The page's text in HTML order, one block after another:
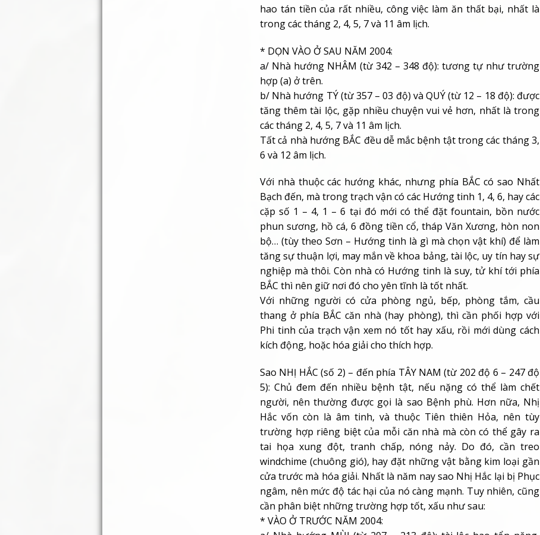
hao tán tiền của rất nhiều, công việc làm ăn thất bại, nhất là
trong các tháng 2, 4, 5, 7 và 11 âm lịch.
* DỌN VÀO Ở SAU NĂM 2004:
a/ Nhà hướng NHÂM (từ 342 – 348 độ): tương tự như trường
hợp (a) ở trên.
b/ Nhà hướng TÝ (từ 357 – 03 độ) và QUÝ (từ 12 – 18 độ): được
tăng thêm tài lộc, gặp nhiều chuyện vui vẻ hơn, nhất là trong
các tháng 2, 4, 5, 7 và 11 âm lịch.
Tất cả nhà hướng BẮC đều dễ mắc bệnh tật trong các tháng 3,
6 và 12 âm lịch.
Với nhà thuộc các hướng khác, nhưng phía BẮC có sao Nhất
Bạch đến, mà trong trạch vận có các Hướng tinh 1, 4, 6, hay các
cặp số 1 – 4, 1 – 6 tại đó mới có thể đặt fountain, bồn nước
phun sương, hồ cá, 6 đồng tiền cổ, tháp Văn Xương, hòn non
bộ… (tùy theo Sơn – Hướng tinh là gì mà chọn vật khí) để làm
tăng sự thuận lợi, may mắn về khoa bảng, tài lộc, uy tín hay sự
nghiệp mà thôi. Còn nhà có Hướng tinh là suy, tử khí tới phía
BẮC thì nên giữ nơi đó cho yên tĩnh là tốt nhất.
Với những người có cửa phòng ngủ, bếp, phòng tắm, cầu
thang ở phía BẮC căn nhà (hay phòng), thì cần phối hợp với
Phi tinh của trạch vận xem nó tốt hay xấu, rồi mới dùng cách
kích động, hoặc hóa giải cho thích hợp.
Sao NHỊ HẮC (số 2) – đến phía TÂY NAM (từ 202 độ 6 – 247 độ
5): Chủ đem đến nhiều bệnh tật, nếu nặng có thể làm chết
người, nên thường được gọi là sao Bệnh phù. Hơn nữa, Nhị
Hắc vốn còn là âm tinh, và thuộc Tiên thiên Hỏa, nên tùy
trường hợp riêng biệt của mỗi căn nhà mà còn có thể gây ra
tai họa xung đột, tranh chấp, nóng nảy. Do đó, cần treo
windchime (chuông gió), hay đặt những vật bằng kim loại gần
cửa trước mà hóa giải. Nhất là năm nay sao Nhị Hắc lại bị Phục
ngâm, nên mức độ tác hại của nó càng mạnh. Tuy nhiên, cũng
cần phân biệt những trường hợp tốt, xấu như sau:
* VÀO Ở TRƯỚC NĂM 2004: